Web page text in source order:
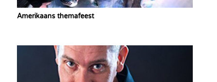
Amerikaans themafeest